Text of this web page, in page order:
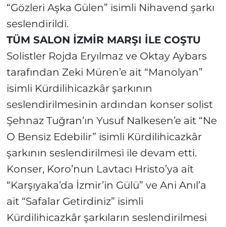
“Gözleri Aşka Gülen” isimli Nihavend şarkı
seslendirildi.
TÜM SALON İZMİR MARŞI İLE COŞTU
Solistler Rojda Eryılmaz ve Oktay Aybars
tarafından Zeki Müren’e ait “Manolyan”
isimli Kürdilihicazkâr şarkının
seslendirilmesinin ardından konser solist
Şehnaz Tuğran’ın Yusuf Nalkesen’e ait “Ne
O Bensiz Edebilir” isimli Kürdilihicazkâr
şarkının seslendirilmesi ile devam etti.
Konser, Koro’nun Lavtacı Hristo’ya ait
“Karşıyaka’da İzmir’in Gülü” ve Ani Anıl’a
ait “Safalar Getirdiniz” isimli
Kürdilihicazkâr şarkıların seslendirilmesi